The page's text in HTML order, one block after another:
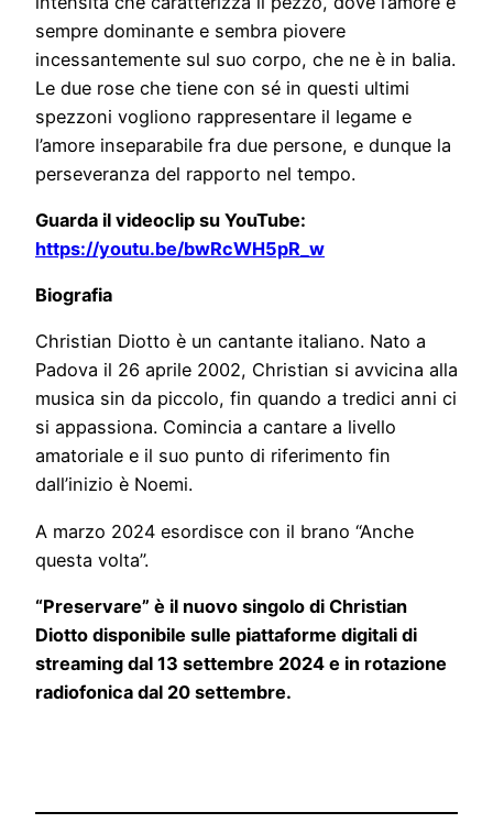
sempre dominante e sembra piovere
incessantemente sul suo corpo, che ne è in balia.
Le due rose che tiene con sé in questi ultimi
spezzoni vogliono rappresentare il legame e
l’amore inseparabile fra due persone, e dunque la
perseveranza del rapporto nel tempo.
Guarda il videoclip su YouTube:
https://youtu.be/bwRcWH5pR_w
Biografia
Christian Diotto è un cantante italiano. Nato a
Padova il 26 aprile 2002, Christian si avvicina alla
musica sin da piccolo, fin quando a tredici anni ci
si appassiona. Comincia a cantare a livello
amatoriale e il suo punto di riferimento fin
dall’inizio è Noemi.
A marzo 2024 esordisce con il brano “Anche
questa volta”.
“Preservare” è il nuovo singolo di Christian
Diotto disponibile sulle piattaforme digitali di
streaming dal 13 settembre 2024 e in rotazione
radiofonica dal 20 settembre.